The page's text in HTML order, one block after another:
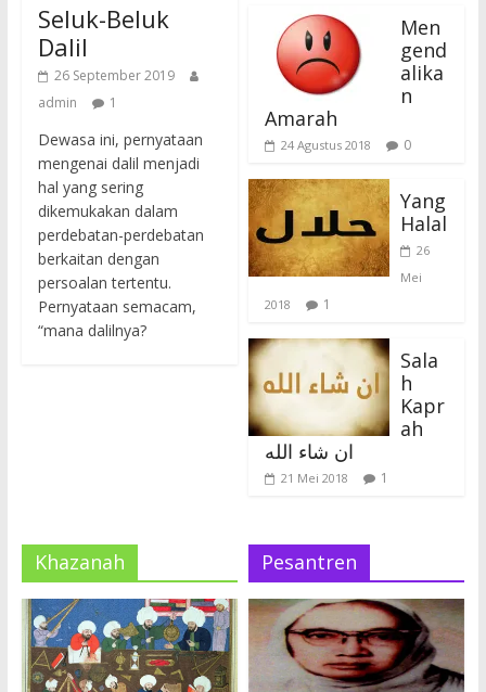
Seluk-Beluk
Dalil
26 September 2019
admin
1
Dewasa ini, pernyataan
mengenai dalil menjadi
hal yang sering
dikemukakan dalam
perdebatan-perdebatan
berkaitan dengan
persoalan tertentu.
Pernyataan semacam,
“mana dalilnya?
Men
gend
alika
n
Amarah
24 Agustus 2018 0
Yang
Halal
26
Mei
2018
1
Sala
h
Kapr
ah
ان شاء الله
21 Mei 2018 1
Khazanah Pesantren